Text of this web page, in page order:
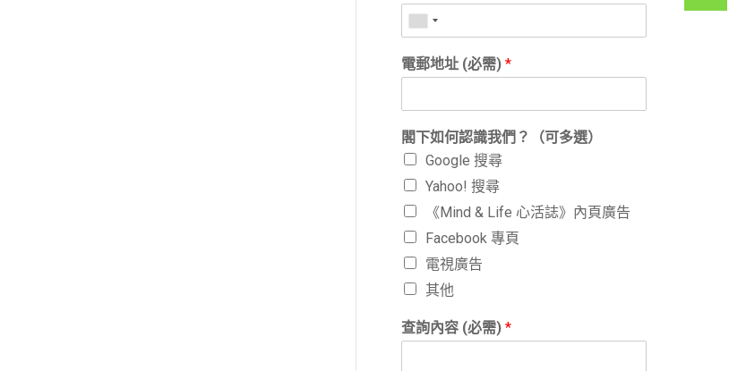
電郵地址 (必需) *
閣下如何認識我們？（可多選）
Google 搜尋
Yahoo! 搜尋
《Mind & Life 心活誌》內頁廣告
Facebook 專頁
電視廣告
其他
查詢內容 (必需) *